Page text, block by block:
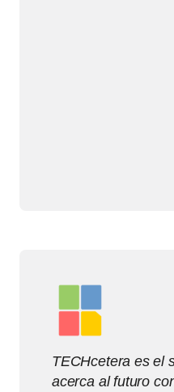
TECHcetera es el
acerca al futuro